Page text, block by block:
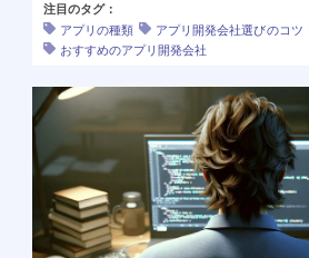
注目のタグ：
アプリの種類
アプリ開発会社選びのコツ
おすすめのアプリ開発会社